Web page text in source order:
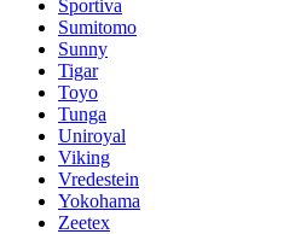
Sportiva
Sumitomo
Sunny
Tigar
Toyo
Tunga
Uniroyal
Viking
Vredestein
Yokohama
Zeetex